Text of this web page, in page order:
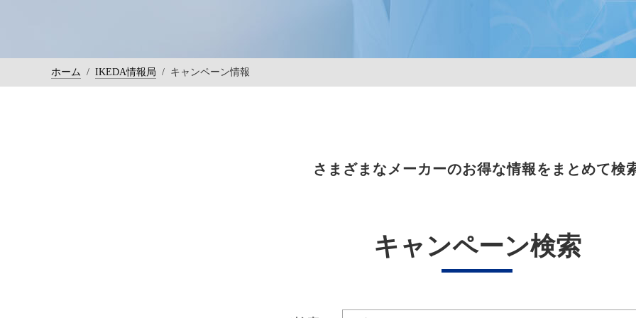
ホーム / IKEDA情報局 / キャンペーン情報
さまざまなメーカーのお得な情報をまとめて検
キャンペーン検索